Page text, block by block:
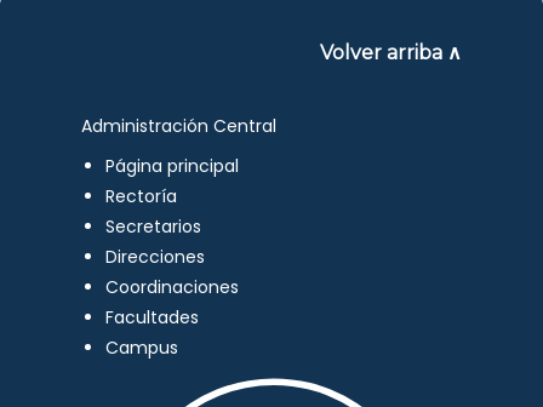
Volver arriba ∧
Administración Central
Página principal
Rectoría
Secretarios
Direcciones
Coordinaciones
Facultades
Campus